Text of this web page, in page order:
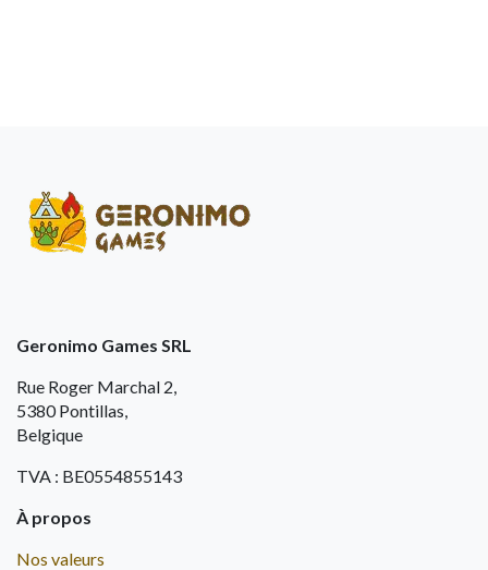
Geronimo Games SRL
Rue Roger Marchal 2,
5380 Pontillas,
Belgique
TVA : BE0554855143
À propos
Nos valeurs